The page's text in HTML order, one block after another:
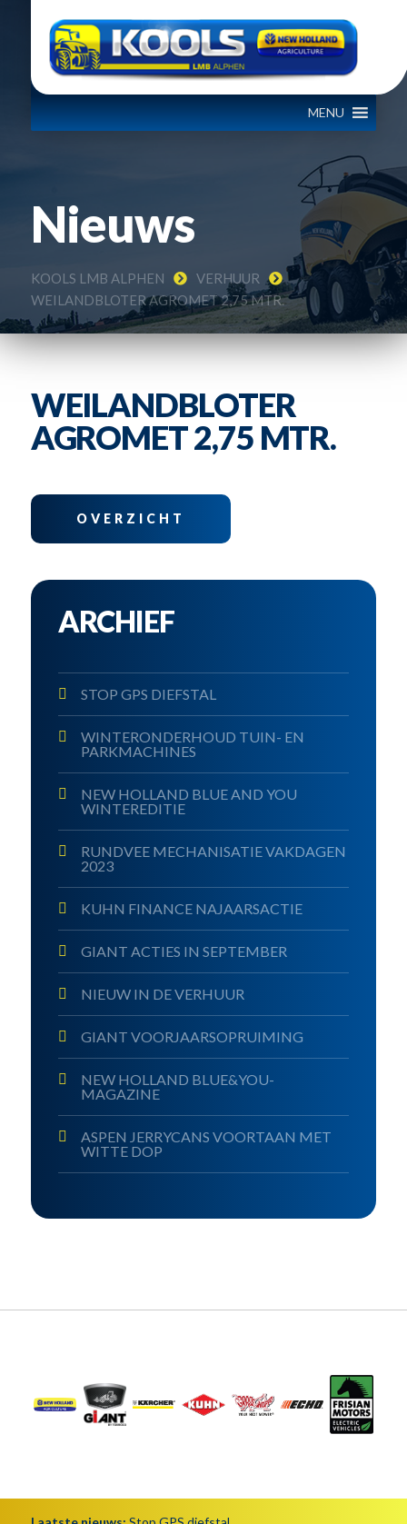
MENU
Nieuws
KOOLS LMB ALPHEN
VERHUUR
WEILANDBLOTER AGROMET 2,75 MTR.
WEILANDBLOTER
AGROMET 2,75 MTR.
OVERZICHT
ARCHIEF
STOP GPS DIEFSTAL
WINTERONDERHOUD TUIN- EN
PARKMACHINES
NEW HOLLAND BLUE AND YOU
WINTEREDITIE
RUNDVEE MECHANISATIE VAKDAGEN
2023
KUHN FINANCE NAJAARSACTIE
GIANT ACTIES IN SEPTEMBER
NIEUW IN DE VERHUUR
GIANT VOORJAARSOPRUIMING
NEW HOLLAND BLUE&YOU-
MAGAZINE
ASPEN JERRYCANS VOORTAAN MET
WITTE DOP